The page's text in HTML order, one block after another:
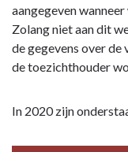
aangegeven
Zolang niet aan dit
de gegevens over
de toezichthouder
In 2020 zijn